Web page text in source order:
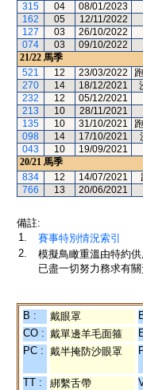
315
04 08/01/2023
162
05 12/11/2022
127
03 26/10/2022
074
03 09/10/2022
21/22 馬季
521
12 23/03/2022
270
14 18/12/2021
232
12 05/12/2021
213
10 28/11/2021
135
10 31/10/2021
098
14 17/10/2021
043
10 19/09/2021
20/21 馬季
834
12 14/07/2021
766
13 20/06/2021
備註:
1.
賽事特別情況索引
2.
模擬鳥瞰重溫由特約
已盡一切努力務求有
B : 戴眼罩
CO : 戴單邊羊毛面箍
PC : 戴半掩防沙眼罩
TT : 綁繫舌帶